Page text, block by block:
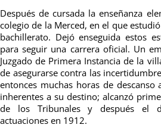
Después de cursada la enseñanza
colegio de la Merced, en el que
bachillerato. Dejó enseguida estos
para seguir una carrera oficial. Un
Juzgado de Primera Instancia de la
de asegurarse contra las
entonces muchas horas de
inherentes a su destino; alcanzó
de los Tribunales y después el
actuaciones en 1912.